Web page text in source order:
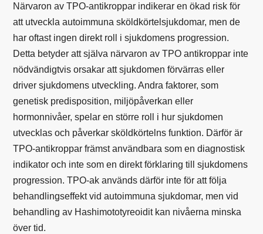
Närvaron av TPO-antikroppar indikerar en ökad risk för
att utveckla autoimmuna sköldkörtelsjukdomar, men de
har oftast ingen direkt roll i sjukdomens progression.
Detta betyder att själva närvaron av TPO antikroppar inte
nödvändigtvis orsakar att sjukdomen förvärras eller
driver sjukdomens utveckling. Andra faktorer, som
genetisk predisposition, miljöpåverkan eller
hormonnivåer, spelar en större roll i hur sjukdomen
utvecklas och påverkar sköldkörtelns funktion. Därför är
TPO-antikroppar främst användbara som en diagnostisk
indikator och inte som en direkt förklaring till sjukdomens
progression. TPO-ak används därför inte för att följa
behandlingseffekt vid autoimmuna sjukdomar, men vid
behandling av Hashimototyreoidit kan nivåerna minska
över tid.